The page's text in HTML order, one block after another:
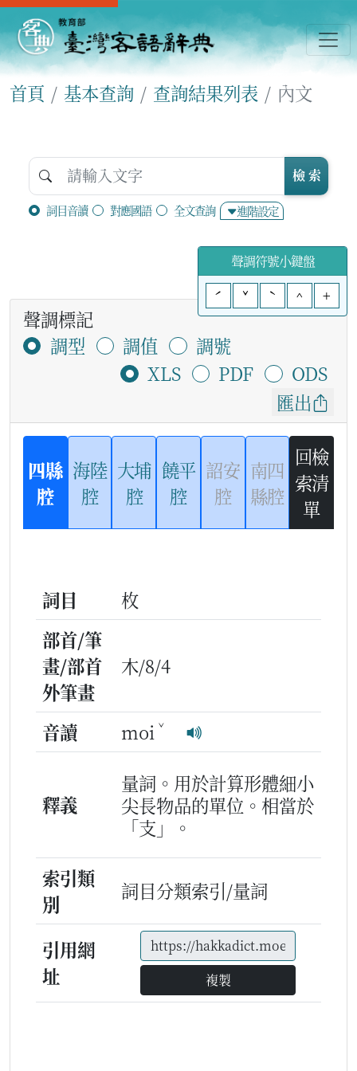
首頁 基本查詢 查詢結果列表 內文
詞目音讀 對應國語 全文查詢 進階設定
檢 索
聲調符號小鍵盤
ˊ
ˇ ˋ ^ +
聲調標記
調型
調值
調號
XLS
PDF
ODS
匯出
四縣
腔
海陸
腔
大埔
腔
饒平
腔
詔安
腔
南四
縣腔
回檢
索清
單
詞目
枚
部首/筆
畫/部首
外筆畫
木/8/4
音讀 moi ˇ
釋義
量詞。用於計算形體細小
尖長物品的單位。相當於
「支」。
索引類
別
詞目分類索引/量詞
引用網
址
複製